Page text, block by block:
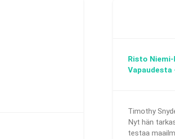
Risto
Timothy
Nyt hän
testaa